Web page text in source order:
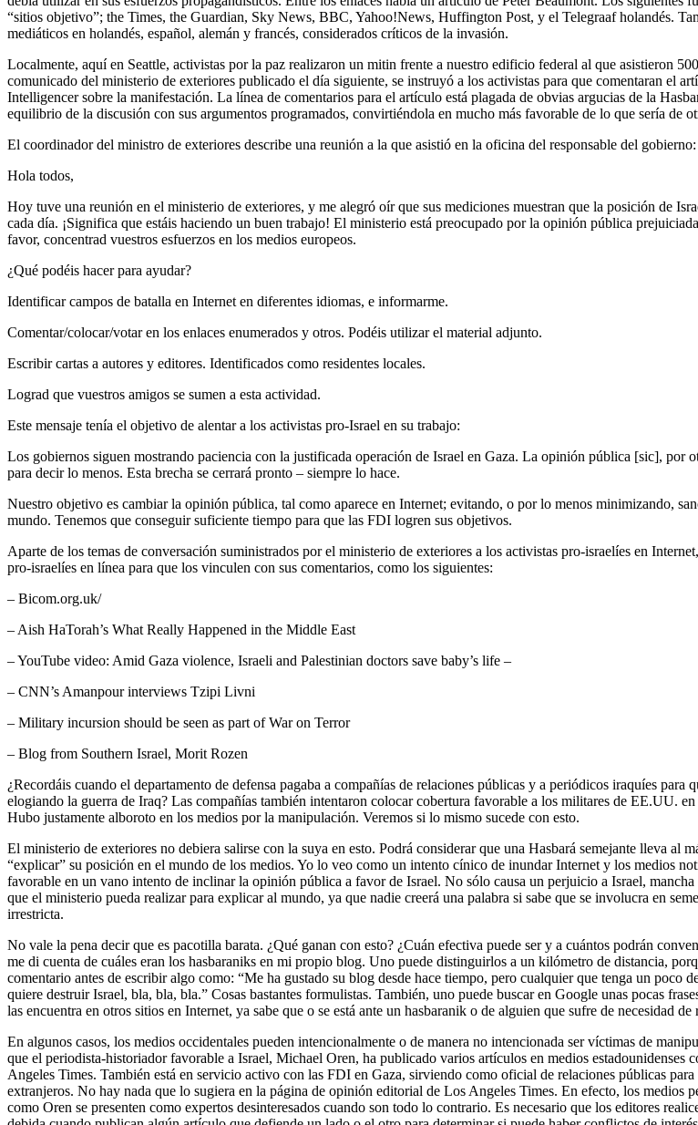
“sitios objetivo”; the Times, the Guardian, Sky News, BBC, Yahoo!News, Huffington Post, y el Telegraaf holandés.
mediáticos en holandés, español, alemán y francés, considerados críticos de la invasión.
Localmente, aquí en Seattle, activistas por la paz realizaron un mitin frente a nuestro edificio federal al que asistieron
comunicado del ministerio de exteriores publicado el día siguiente, se instruyó a los activistas para que comentaran el
Intelligencer sobre la manifestación. La línea de comentarios para el artículo está plagada de obvias argucias de la
equilibrio de la discusión con sus argumentos programados, convirtiéndola en mucho más favorable de lo que sería de
El coordinador del ministro de exteriores describe una reunión a la que asistió en la oficina del responsable del gobierno:
Hola todos,
Hoy tuve una reunión en el ministerio de exteriores, y me alegró oír que sus mediciones muestran que la posición de
cada día. ¡Significa que estáis haciendo un buen trabajo! El ministerio está preocupado por la opinión pública
favor, concentrad vuestros esfuerzos en los medios europeos.
¿Qué podéis hacer para ayudar?
Identificar campos de batalla en Internet en diferentes idiomas, e informarme.
Comentar/colocar/votar en los enlaces enumerados y otros. Podéis utilizar el material adjunto.
Escribir cartas a autores y editores. Identificados como residentes locales.
Lograd que vuestros amigos se sumen a esta actividad.
Este mensaje tenía el objetivo de alentar a los activistas pro-Israel en su trabajo:
Los gobiernos siguen mostrando paciencia con la justificada operación de Israel en Gaza. La opinión pública [sic], por
para decir lo menos. Esta brecha se cerrará pronto – siempre lo hace.
Nuestro objetivo es cambiar la opinión pública, tal como aparece en Internet; evitando, o por lo menos minimizando,
mundo. Tenemos que conseguir suficiente tiempo para que las FDI logren sus objetivos.
Aparte de los temas de conversación suministrados por el ministerio de exteriores a los activistas pro-israelíes en
pro-israelíes en línea para que los vinculen con sus comentarios, como los siguientes:
– Bicom.org.uk/
– Aish HaTorah’s What Really Happened in the Middle East
– YouTube video: Amid Gaza violence, Israeli and Palestinian doctors save baby’s life –
– CNN’s Amanpour interviews Tzipi Livni
– Military incursion should be seen as part of War on Terror
– Blog from Southern Israel, Morit Rozen
¿Recordáis cuando el departamento de defensa pagaba a compañías de relaciones públicas y a periódicos iraquíes para
elogiando la guerra de Iraq? Las compañías también intentaron colocar cobertura favorable a los militares de EE.UU.
Hubo justamente alboroto en los medios por la manipulación. Veremos si lo mismo sucede con esto.
El ministerio de exteriores no debiera salirse con la suya en esto. Podrá considerar que una Hasbará semejante lleva al
“explicar” su posición en el mundo de los medios. Yo lo veo como un intento cínico de inundar Internet y los medios
favorable en un vano intento de inclinar la opinión pública a favor de Israel. No sólo causa un perjuicio a Israel,
que el ministerio pueda realizar para explicar al mundo, ya que nadie creerá una palabra si sabe que se involucra en
irrestricta.
No vale la pena decir que es pacotilla barata. ¿Qué ganan con esto? ¿Cuán efectiva puede ser y a cuántos podrán
me di cuenta de cuáles eran los hasbaraniks en mi propio blog. Uno puede distinguirlos a un kilómetro de distancia,
comentario antes de escribir algo como: “Me ha gustado su blog desde hace tiempo, pero cualquier que tenga un poco
quiere destruir Israel, bla, bla, bla.” Cosas bastantes formulistas. También, uno puede buscar en Google unas pocas
las encuentra en otros sitios en Internet, ya sabe que o se está ante un hasbaranik o de alguien que sufre de necesidad de
En algunos casos, los medios occidentales pueden intencionalmente o de manera no intencionada ser víctimas de
que el periodista-historiador favorable a Israel, Michael Oren, ha publicado varios artículos en medios estadounidenses
Angeles Times. También está en servicio activo con las FDI en Gaza, sirviendo como oficial de relaciones públicas
extranjeros. No hay nada que lo sugiera en la página de opinión editorial de Los Angeles Times. En efecto, los medios
como Oren se presenten como expertos desinteresados cuando son todo lo contrario. Es necesario que los editores